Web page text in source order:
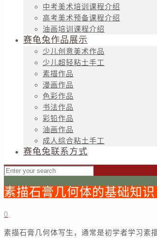
中考美术培训课程介绍
高考美术预备课程介绍
油画培训课程介绍
赛龟兔作品展示
少儿创意美术作品
少儿超轻粘土手工
素描作品
漫画作品
色彩作品
书法作品
彩铅作品
油画作品
成人综合粘土手工
赛龟兔联系方式
素描石膏几何体的基础知识
0
素描石膏几何体写生，通常是初学者学习素